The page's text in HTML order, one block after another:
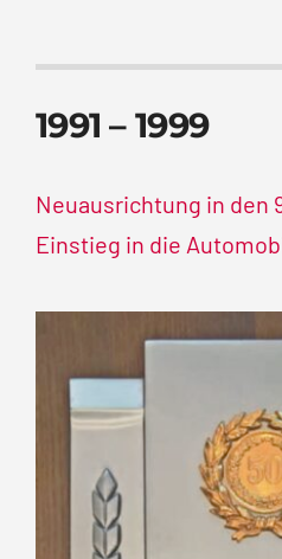
1991 – 1999
Neuausrichtung in den
Einstieg in die